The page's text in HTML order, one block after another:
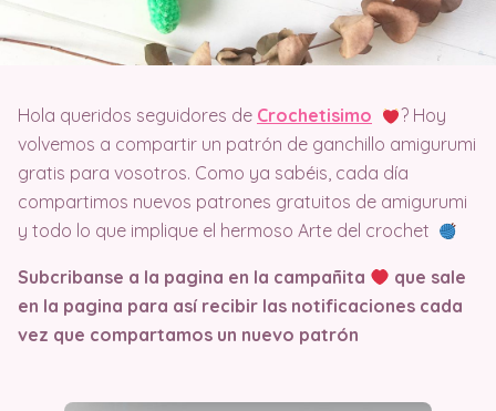
Hola queridos seguidores de Crochetisimo
? Hoy
volvemos a compartir un patrón de ganchillo amigurumi
gratis para vosotros. Como ya sabéis, cada día
compartimos nuevos patrones gratuitos de amigurumi
y todo lo que implique el hermoso Arte del crochet
Subcribanse a la pagina en la campañita
que sale
en la pagina para así recibir las notificaciones cada
vez que compartamos un nuevo patrón